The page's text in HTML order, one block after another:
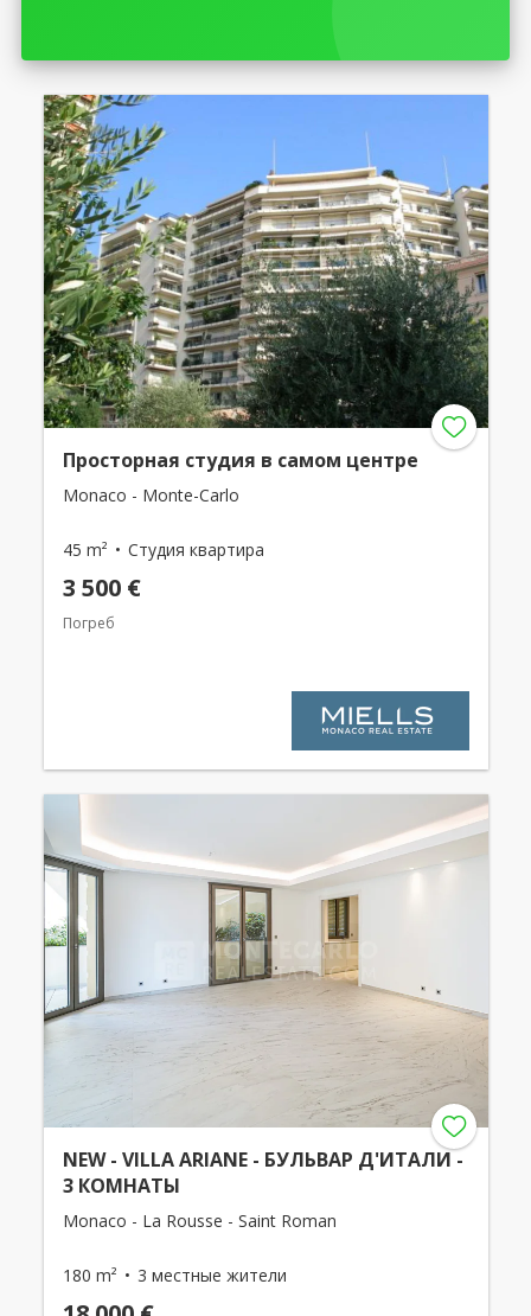
Просторная студия в самом центре
Monaco - Monte-Carlo
45 m² Студия квартира
3 500 €
Погреб
NEW - VILLA ARIANE - БУЛЬВАР Д'ИТАЛИ -
3 КОМНАТЫ
Monaco - La Rousse - Saint Roman
180 m² 3 местные жители